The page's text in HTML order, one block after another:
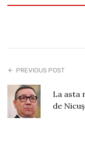
PREVIOUS POST
La asta
de